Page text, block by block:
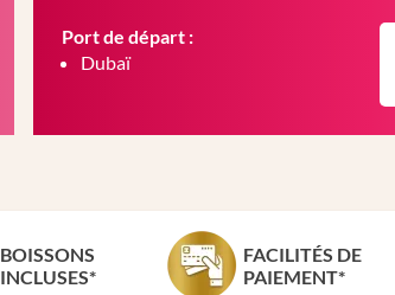
Port de départ :
Dubaï
BOISSONS
INCLUSES*
FACILITÉS DE
PAIEMENT*